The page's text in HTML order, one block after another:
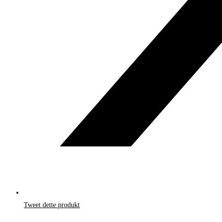
Tweet dette produkt